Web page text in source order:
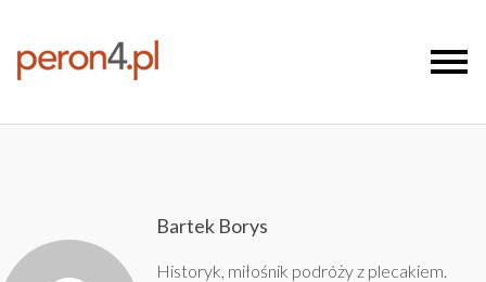
Bartek Borys
Historyk, miłośnik podróży z plecakiem.